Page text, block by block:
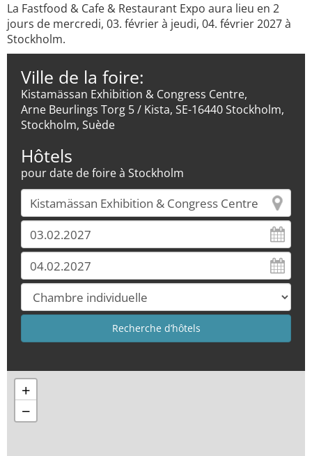
La Fastfood & Cafe & Restaurant Expo aura lieu en 2
jours de mercredi, 03. février à jeudi, 04. février 2027 à
Stockholm.
Ville de la foire:
Kistamässan Exhibition & Congress Centre,
Arne Beurlings Torg 5 / Kista, SE-16440 Stockholm,
Stockholm, Suède
Hôtels
pour date de foire à Stockholm
+
−